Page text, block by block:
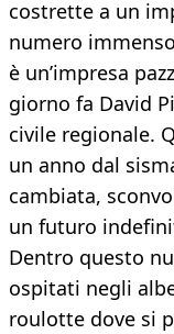
costrette a un
numero
è un’impresa
giorno fa David
civile regionale.
un anno dal
cambiata,
un futuro
Dentro questo
ospitati negli
roulotte dove si